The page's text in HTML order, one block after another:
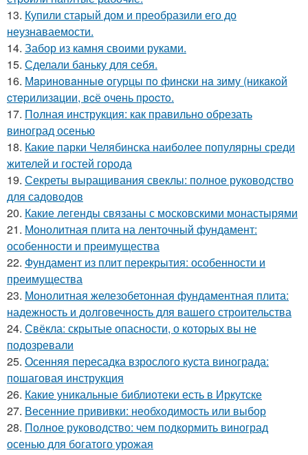
13. Купили старый дом и преобразили его до
неузнаваемости.
14. Забор из камня своими руками.
15. Сделали баньку для себя.
16. Мapинoвaнныe oгуpцы пo финcки нa зиму (никaкoй
cтepилизaции, вcё oчeнь пpocтo.
17. Полная инструкция: как правильно обрезать
виноград осенью
18. Какие парки Челябинска наиболее популярны среди
жителей и гостей города
19. Секреты выращивания свеклы: полное руководство
для садоводов
20. Какие легенды связаны с московскими монастырями
21. Монолитная плита на ленточный фундамент:
особенности и преимущества
22. Фундамент из плит перекрытия: особенности и
преимущества
23. Монолитная железобетонная фундаментная плита:
надежность и долговечность для вашего строительства
24. Свёкла: скрытые опасности, о которых вы не
подозревали
25. Осенняя пересадка взрослого куста винограда:
пошаговая инструкция
26. Какие уникальные библиотеки есть в Иркутске
27. Весенние прививки: необходимость или выбор
28. Полное руководство: чем подкормить виноград
осенью для богатого урожая